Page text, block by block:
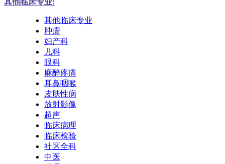
其他临床专业:
其他临床专业
肿瘤
妇产科
儿科
眼科
麻醉疼痛
耳鼻咽喉
皮肤性病
放射影像
超声
临床病理
临床检验
社区全科
中医